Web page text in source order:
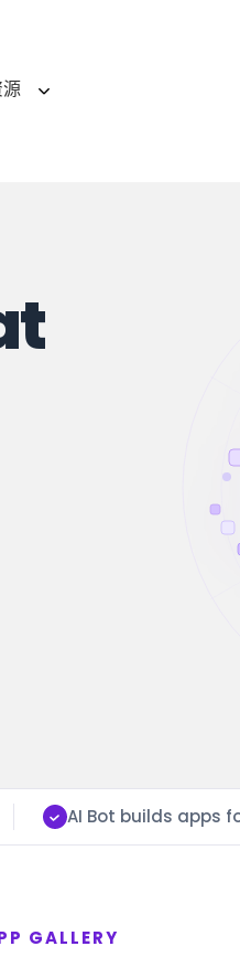
AI Bot builds apps
GALLERY